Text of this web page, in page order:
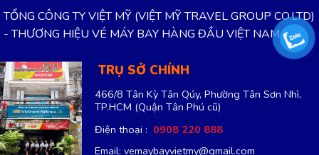
TỔNG CÔNG TY VIỆT MỸ (VIỆT MỸ TRAVEL GROUP CO.LTD)
- THƯƠNG HIỆU VÉ MÁY BAY HÀNG ĐẦU VIỆT NAM
TRỤ SỞ CHÍNH
466/8 Tân Kỳ Tân Qúy, Phường Tân Sơn Nhì,
TP.HCM (Quận Tân Phú cũ)
Điện thoại : 0908 220 888
Email: vemaybayvietmy@gmail.com